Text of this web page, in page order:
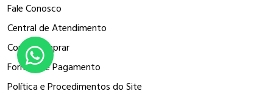
Fale Conosco
Central de Atendimento
Como Comprar
Formas de Pagamento
Política e Procedimentos do Site